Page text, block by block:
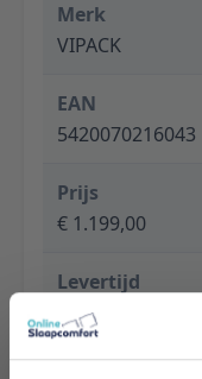
Merk
VIPACK
EAN
5420070216043
Prijs
€ 1.199,00
Levertijd
1 tot 5